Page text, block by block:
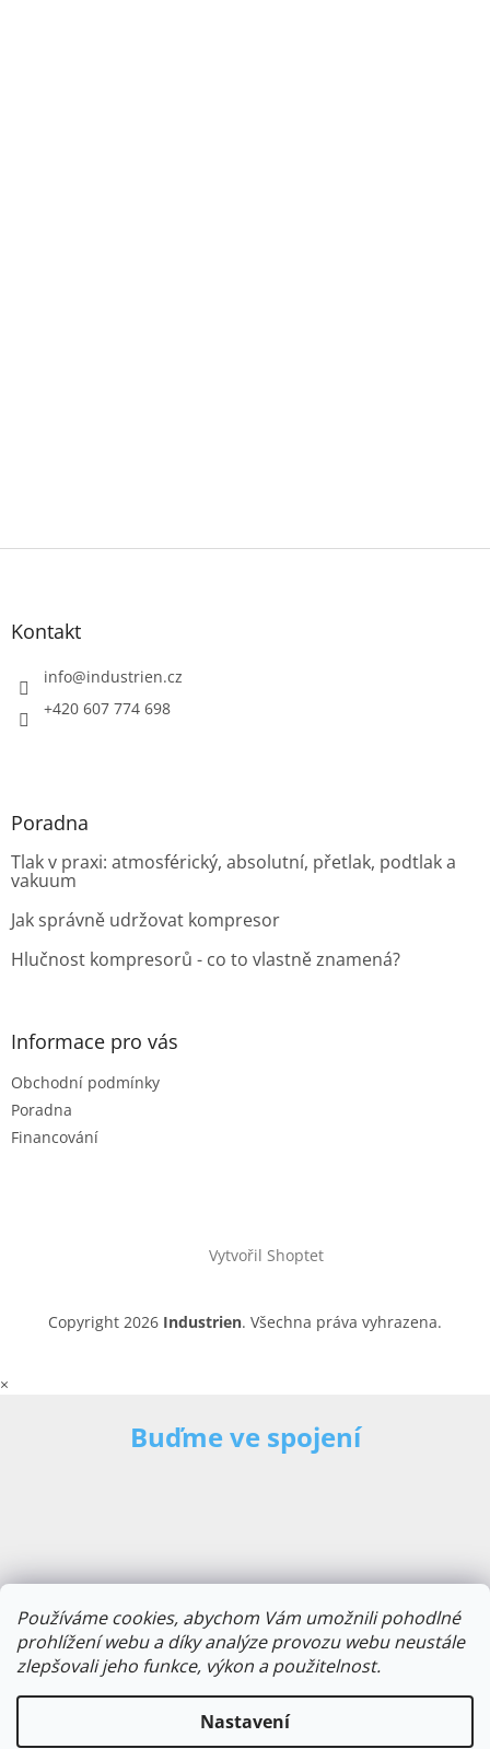
Používáme cookies, abychom Vám umožnili pohodlné
prohlížení webu a díky analýze provozu webu neustále
zlepšovali jeho funkce, výkon a použitelnost.
Nastavení
Z
Kontakt
info@industrien.cz
+420 607 774 698
Poradna
Tlak v praxi: atmosférický, absolutní, přetlak, podtlak a
vakuum
Jak správně udržovat kompresor
Hlučnost kompresorů - co to vlastně znamená?
Informace pro vás
Obchodní podmínky
Poradna
Financování
Vytvořil Shoptet
Copyright 2026 Industrien. Všechna práva vyhrazena.
×
Buďme ve spojení
E-mailová adresa